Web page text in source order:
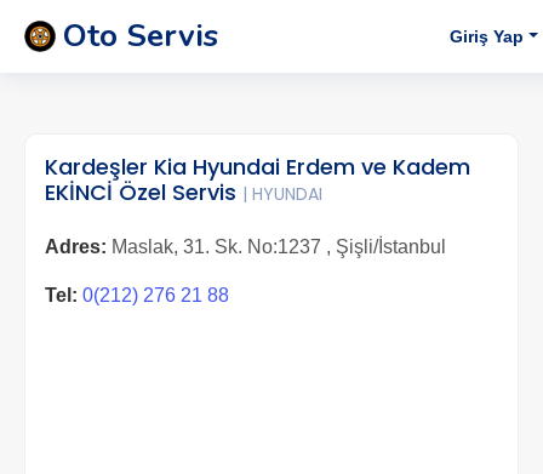
Oto Servis Giriş Yap
Kardeşler Kia Hyundai Erdem ve Kadem
EKİNCİ Özel Servis | HYUNDAI
Adres: Maslak, 31. Sk. No:1237 , Şişli/İstanbul
Tel: 0(212) 276 21 88